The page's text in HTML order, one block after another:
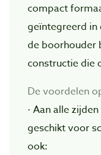
compact
geïntegreerd in
de boorhouder
constructie die
De voordelen
· Aan alle
geschikt voor
ook: